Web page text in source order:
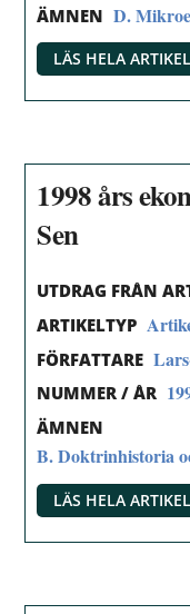
ÄMNEN D.
LÄS HELA
1998 års
Sen
UTDRAG FRÅN
ARTIKELTYP
FÖRFATTARE
NUMMER / ÅR
ÄMNEN
B. Doktrinhistoria
LÄS HELA